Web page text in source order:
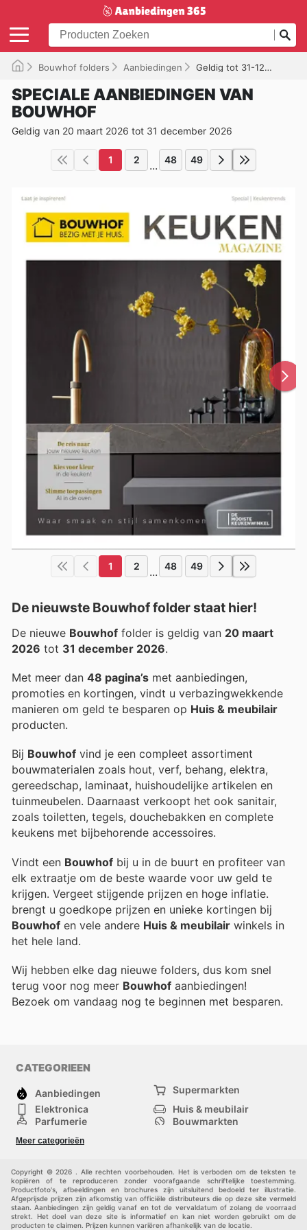
Bouwhof folders Aanbiedingen Geldig tot 31-12-2026
SPECIALE AANBIEDINGEN VAN
BOUWHOF
Geldig van 20 maart 2026 tot 31 december 2026
1 2 ... 48 49
1 2 ... 48 49
De nieuwste Bouwhof folder staat hier!
De nieuwe Bouwhof folder is geldig van 20 maart
2026 tot 31 december 2026.
Met meer dan 48 pagina’s met aanbiedingen,
promoties en kortingen, vindt u verbazingwekkende
manieren om geld te besparen op Huis & meubilair
producten.
Bij Bouwhof vind je een compleet assortiment
bouwmaterialen zoals hout, verf, behang, elektra,
gereedschap, laminaat, huishoudelijke artikelen en
tuinmeubelen. Daarnaast verkoopt het ook sanitair,
zoals toiletten, tegels, douchebakken en complete
keukens met bijbehorende accessoires.
Vindt een Bouwhof bij u in de buurt en profiteer van
elk extraatje om de beste waarde voor uw geld te
krijgen. Vergeet stijgende prijzen en hoge inflatie.
brengt u goedkope prijzen en unieke kortingen bij
Bouwhof en vele andere Huis & meubilair winkels in
het hele land.
Wij hebben elke dag nieuwe folders, dus kom snel
terug voor nog meer Bouwhof aanbiedingen!
Bezoek om vandaag nog te beginnen met besparen.
CATEGORIEEN
Aanbiedingen
Supermarkten
Elektronica
Huis & meubilair
Parfumerie
Bouwmarkten
Kinderen
Meer categorieën
Copyright © 2026 . Alle rechten voorbehouden. Het is verboden om de teksten te
kopiëren of te reproduceren zonder voorafgaande schriftelijke toestemming.
Productfoto's, afbeeldingen en brochures zijn uitsluitend bedoeld ter illustratie.
Afgeprijsde prijzen zijn afkomstig van officiële distributeurs die op deze site vermeld
staan. Aanbiedingen zijn geldig vanaf en tot de vervaldatum of zolang de voorraad
strekt. Het doel van deze site is informatief en kan niet worden gebruikt om de
producten te claimen. Prijzen kunnen variëren afhankelijk van de locatie.